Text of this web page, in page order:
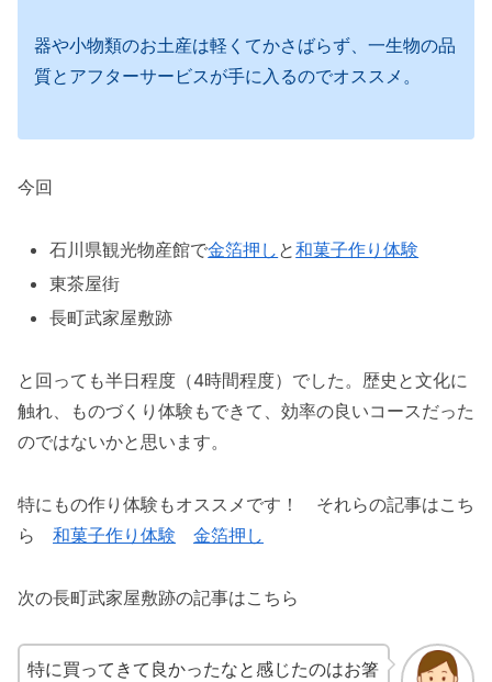
器や小物類のお土産は軽くてかさばらず、一生物の品
質とアフターサービスが手に入るのでオススメ。
今回
石川県観光物産館で金箔押し と和菓子作り体験
東茶屋街
長町武家屋敷跡
と回っても半日程度（4時間程度）でした。歴史と文化に
触れ、ものづくり体験もできて、効率の良いコースだった
のではないかと思います。
特にもの作り体験もオススメです！ それらの記事はこち
ら 和菓子作り体験 金箔押し
次の長町武家屋敷跡の記事はこちら
特に買ってきて良かったなと感じたのはお箸